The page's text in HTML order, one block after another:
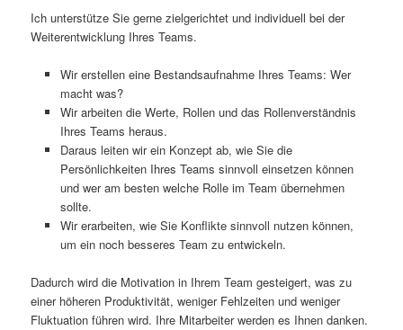
Ich unterstütze Sie gerne zielgerichtet und individuell bei der
Weiterentwicklung Ihres Teams.
Wir erstellen eine Bestandsaufnahme Ihres Teams: Wer
macht was?
Wir arbeiten die Werte, Rollen und das Rollenverständnis
Ihres Teams heraus.
Daraus leiten wir ein Konzept ab, wie Sie die
Persönlichkeiten Ihres Teams sinnvoll einsetzen können
und wer am besten welche Rolle im Team übernehmen
sollte.
Wir erarbeiten, wie Sie Konflikte sinnvoll nutzen können,
um ein noch besseres Team zu entwickeln.
Dadurch wird die Motivation in Ihrem Team gesteigert, was zu
einer höheren Produktivität, weniger Fehlzeiten und weniger
Fluktuation führen wird. Ihre Mitarbeiter werden es Ihnen danken.